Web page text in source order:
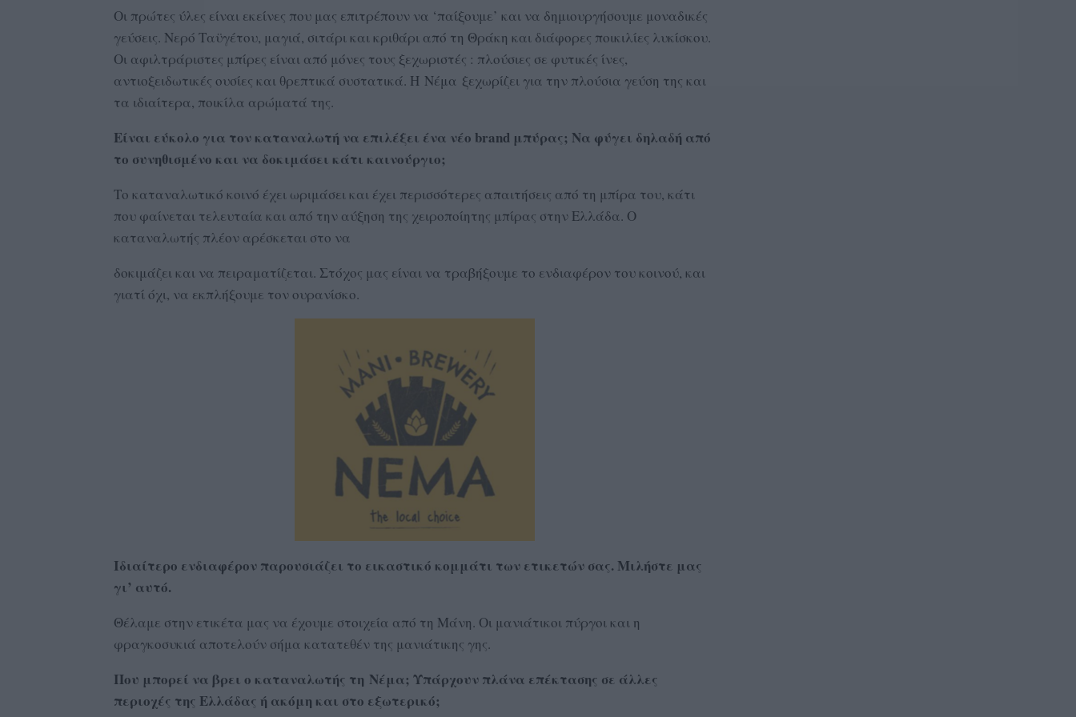
Οι πρώτες ύλες είναι εκείνες που μας επιτρέπουν να ‘παίξουμε’ και να δημιουργήσουμε μοναδικές
γεύσεις. Νερό Ταϋγέτου, μαγιά, σιτάρι και κριθάρι από τη Θράκη και διάφορες ποικιλίες λυκίσκου.
Οι αφιλτράριστες μπίρες είναι από μόνες τους ξεχωριστές : πλούσιες σε φυτικές ίνες,
αντιοξειδωτικές ουσίες και θρεπτικά συστατικά. Η Νέμα ξεχωρίζει για την πλούσια γεύση της και
τα ιδιαίτερα, ποικίλα αρώματά της.
Είναι εύκολο για τον καταναλωτή να επιλέξει ένα νέο brand μπύρας; Να φύγει δηλαδή από
το συνηθισμένο και να δοκιμάσει κάτι καινούργιο;
Το καταναλωτικό κοινό έχει ωριμάσει και έχει περισσότερες απαιτήσεις από τη μπίρα του, κάτι
που φαίνεται τελευταία και από την αύξηση της χειροποίητης μπίρας στην Ελλάδα. Ο
καταναλωτής πλέον αρέσκεται στο να
δοκιμάζει και να πειραματίζεται. Στόχος μας είναι να τραβήξουμε το ενδιαφέρον του κοινού, και
γιατί όχι, να εκπλήξουμε τον ουρανίσκο.
Ιδιαίτερο ενδιαφέρον παρουσιάζει το εικαστικό κομμάτι των ετικετών σας. Μιλήστε μας
γι’ αυτό.
Θέλαμε στην ετικέτα μας να έχουμε στοιχεία από τη Μάνη. Οι μανιάτικοι πύργοι και η
φραγκοσυκιά αποτελούν σήμα κατατεθέν της μανιάτικης γης.
Που μπορεί να βρει ο καταναλωτής τη Νέμα; Υπάρχουν πλάνα επέκτασης σε άλλες
περιοχές της Ελλάδας ή ακόμη και στο εξωτερικό;